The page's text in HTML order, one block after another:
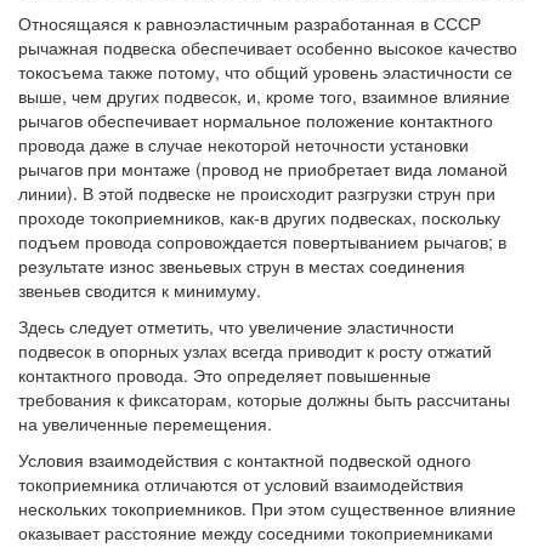
Относящаяся к равноэластичным разработанная в СССР
рычажная подвеска обеспечивает особенно высокое качество
токосъема также потому, что общий уровень эластичности се
выше, чем других подвесок, и, кроме того, взаимное влияние
рычагов обеспечивает нормальное положение контактного
провода даже в случае некоторой неточности установки
рычагов при монтаже (провод не приобретает вида ломаной
линии). В этой подвеске не происходит разгрузки струн при
проходе токоприемников, как-в других подвесках, поскольку
подъем провода сопровождается повертыванием рычагов; в
результате износ звеньевых струн в местах соединения
звеньев сводится к минимуму.
Здесь следует отметить, что увеличение эластичности
подвесок в опорных узлах всегда приводит к росту отжатий
контактного провода. Это определяет повышенные
требования к фиксаторам, которые должны быть рассчитаны
на увеличенные перемещения.
Условия взаимодействия с контактной подвеской одного
токоприемника отличаются от условий взаимодействия
нескольких токоприемников. При этом существенное влияние
оказывает расстояние между соседними токоприемниками